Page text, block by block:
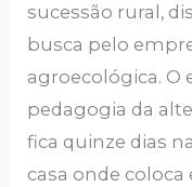
sucessão rural,
busca pelo
agroecológica. O
pedagogia da
fica quinze dias
casa onde